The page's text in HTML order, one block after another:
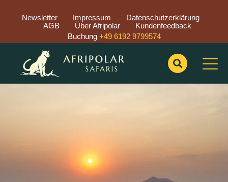
Newsletter Impressum
Datenschutzerklärung
AGB
Über Afripolar
Kundenfeedback
Buchung +49 6192 9799574